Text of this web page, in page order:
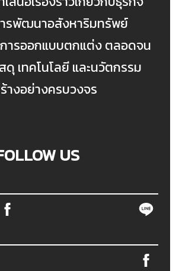
รพัฒนาอสังหาริมทรัพย์
ารออกแบบตกแต่ง ตลอดจน
ดุ เทคโนโลยี และนวัตกรรม
างอย่างครบวงจร
US